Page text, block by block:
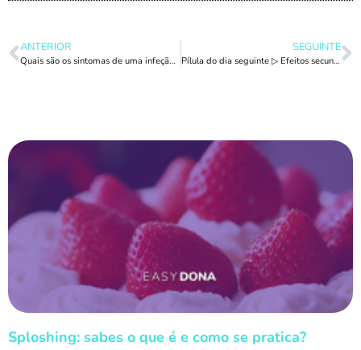
ANTERIOR
Quais são os sintomas de uma infeção urinária? Quais são as causas da cistite?
SEGUINTE
Pílula do dia seguinte ▷ Efeitos secundários que deves saber
Sploshing: sabes o que é e como se pratica?